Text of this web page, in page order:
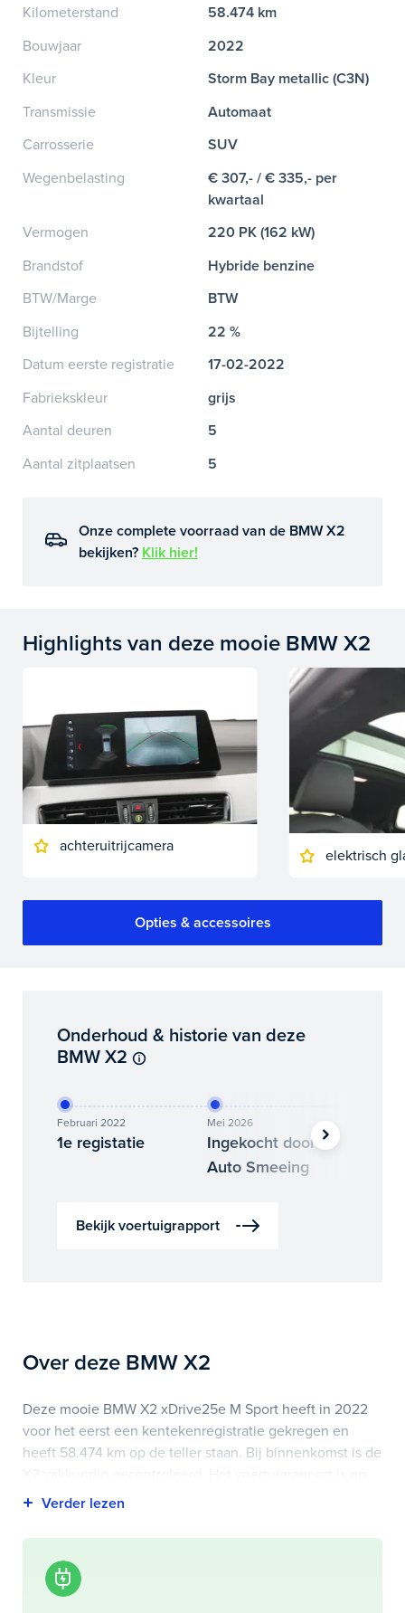
Kilometerstand
58.474 km
Bouwjaar
2022
Kleur
Storm Bay metallic (C3N)
Transmissie
Automaat
Carrosserie
SUV
Wegenbelasting
€ 307,- / € 335,- per
kwartaal
Vermogen
220 PK (162 kW)
Brandstof
Hybride benzine
BTW/Marge
BTW
Bijtelling
22 %
Datum eerste registratie
17-02-2022
Fabriekskleur
grijs
Aantal deuren
5
Aantal zitplaatsen
5
Onze complete voorraad van de BMW X2
bekijken? Klik hier!
Highlights van deze mooie BMW X2
achteruitrijcamera
elektrisch
Opties & accessoires
Onderhoud & historie van deze
BMW X2
Februari 2022
1e registatie
Mei 2026
Ingekocht door
Auto Smeeing
Bekijk voertuigrapport
Over deze BMW X2
Deze mooie BMW X2 xDrive25e M Sport heeft in 2022
voor het eerst een kentekenregistratie gekregen en
heeft 58.474 km op de teller staan. Bij binnenkomst is de
deze pagina bij onderhoud en historie te downloaden.
Highlights van deze BMW zijn onder andere
achteruitrijcamera, airco (automatisch), elektrisch glazen
panorama-dak en nog veel meer.